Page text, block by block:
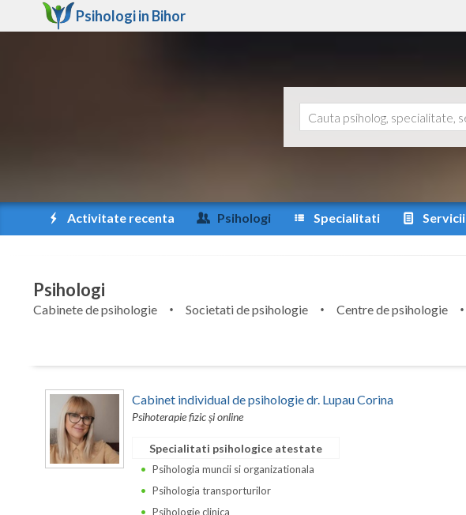
Psihologi in Bihor
Activitate recenta Psihologi Specialitati Servicii
Psihologi
Cabinete de psihologie Societati de psihologie Centre de psihologie
Cabinet individual de psihologie dr. Lupau Corina
Psihoterapie fizic și online
Specialitati psihologice atestate
Psihologia muncii si organizationala
Psihologia transporturilor
Psihologie clinica